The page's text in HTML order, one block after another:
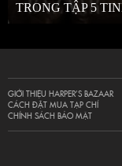
TRONG TẬP 5
GIỚI THIỆU HARPER’S BAZAAR
CÁCH ĐẶT MUA TẠP CHÍ
CHÍNH SÁCH BẢO MẬT